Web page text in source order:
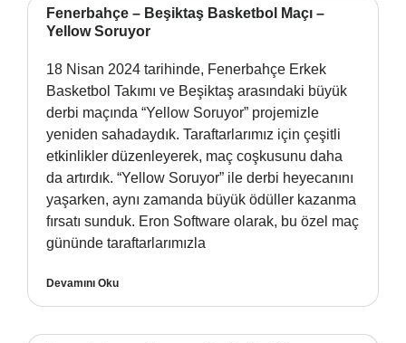
Fenerbahçe – Beşiktaş Basketbol Maçı –
Yellow Soruyor
18 Nisan 2024 tarihinde, Fenerbahçe Erkek
Basketbol Takımı ve Beşiktaş arasındaki büyük
derbi maçında “Yellow Soruyor” projemizle
yeniden sahadaydık. Taraftarlarımız için çeşitli
etkinlikler düzenleyerek, maç coşkusunu daha
da artırdık. “Yellow Soruyor” ile derbi heyecanını
yaşarken, aynı zamanda büyük ödüller kazanma
fırsatı sunduk. Eron Software olarak, bu özel maç
gününde taraftarlarımızla
Devamını Oku